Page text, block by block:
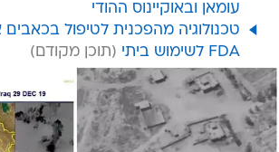
עומאן ובאוקיינוס ההודי
טכנולוגיה מהפכנית לטיפול
FDA לשימוש ביתי